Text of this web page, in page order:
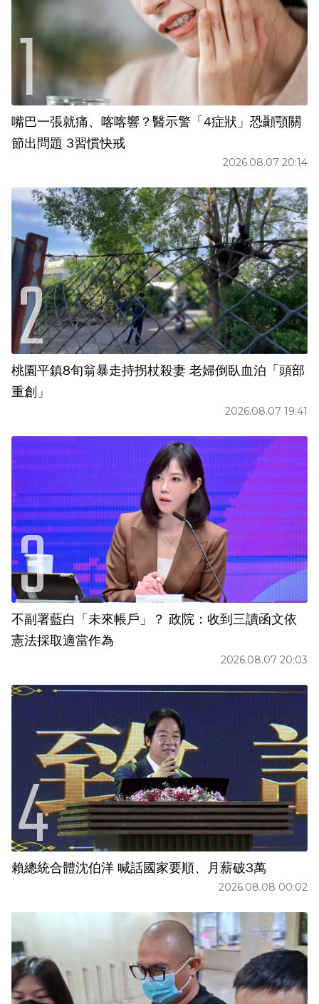
嘴巴一張就痛、喀喀響？醫示警「4症狀」恐顳顎關
節出問題 3習慣快戒
2026.08.07 20:14
桃園平鎮8旬翁暴走持拐杖殺妻 老婦倒臥血泊「頭部
重創」
2026.08.07 19:41
不副署藍白「未來帳戶」？ 政院：收到三讀函文依
憲法採取適當作為
2026.08.07 20:03
賴總統合體沈伯洋 喊話國家要順、月薪破3萬
2026.08.08 00:02